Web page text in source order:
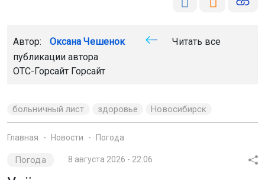
Автор: Оксана Чешенок
Читать все
публикации автора
ОТС-Горсайт Горсайт
больничный лист здоровье Новосибирск
Главная Новости Погода
Погода 8 августа 2026 - 22:06